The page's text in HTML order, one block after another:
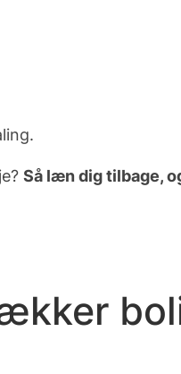
Så læn dig tilbage,